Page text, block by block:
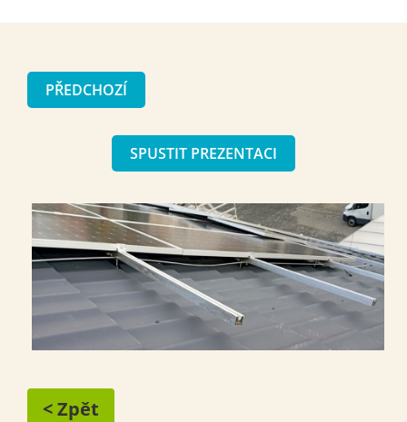
PŘEDCHOZÍ
SPUSTIT PREZENTACI
< Zpět